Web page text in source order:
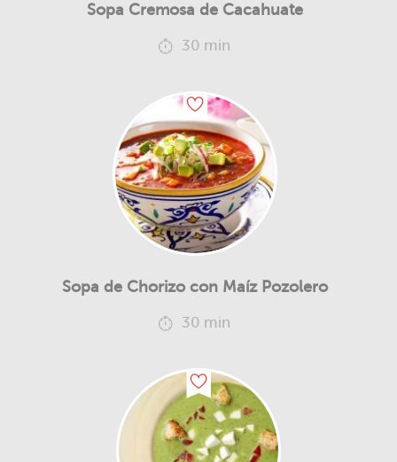
Sopa Cremosa de Cacahuate
30 min
Sopa de Chorizo con Maíz Pozolero
30 min